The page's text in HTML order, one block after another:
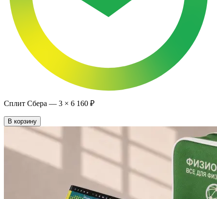
Сплит Сбера — 3 × 6 160 ₽
В корзину